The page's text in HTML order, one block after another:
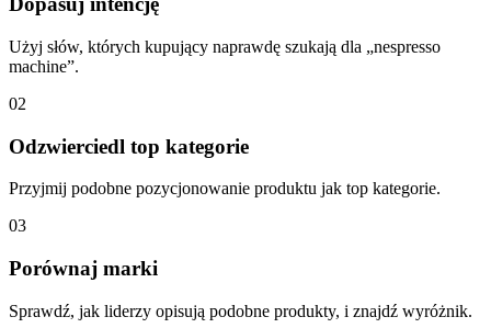
Użyj słów, których kupujący naprawdę szukają dla „nespresso
machine”.
02
Odzwierciedl top kategorie
Przyjmij podobne pozycjonowanie produktu jak top kategorie.
03
Porównaj marki
Sprawdź, jak liderzy opisują podobne produkty, i znajdź wyróżnik.